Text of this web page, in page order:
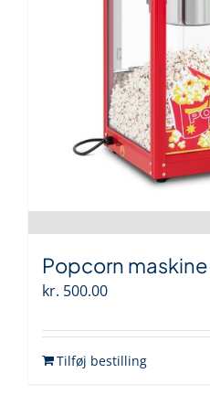
Popcorn maskine
kr. 500.00
Tilføj bestilling